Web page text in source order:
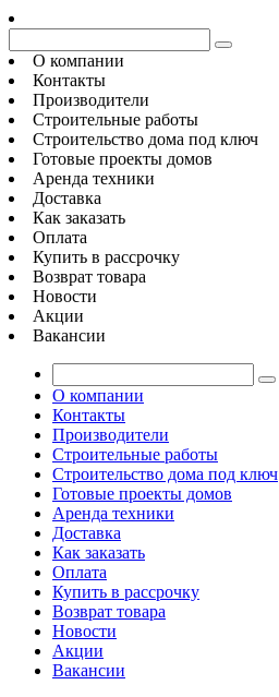
О компании
Контакты
Производители
Строительные работы
Строительство дома под ключ
Готовые проекты домов
Аренда техники
Доставка
Как заказать
Оплата
Купить в рассрочку
Возврат товара
Новости
Акции
Вакансии
О компании
Контакты
Производители
Строительные работы
Строительство дома под ключ
Готовые проекты домов
Аренда техники
Доставка
Как заказать
Оплата
Купить в рассрочку
Возврат товара
Новости
Акции
Вакансии